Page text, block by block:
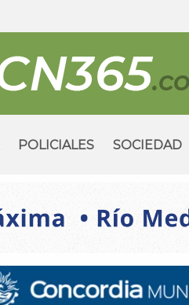
POLICIALES SOCIEDAD